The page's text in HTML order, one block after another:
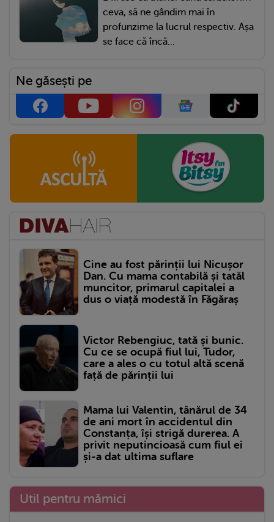
ceva, să ne gândim mai în
profunzime la lucrul respectiv. Așa
se face că încă...
Ne găsești pe
Cine au fost părinții lui Nicușor
Dan. Cu mama contabilă și tatăl
muncitor, primarul capitalei a
dus o viață modestă în Făgăraș
Victor Rebengiuc, tată și bunic.
Cu ce se ocupă fiul lui, Tudor,
care a ales o cu totul altă scenă
față de părinții lui
Mama lui Valentin, tânărul de 34
de ani mort în accidentul din
Constanța, își strigă durerea. A
privit neputincioasă cum fiul ei
și-a dat ultima suflare
Util pentru mămici